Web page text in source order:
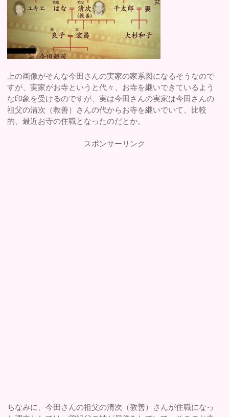
上の画像がそんな今田さんの実家の家系図になるそうなので
すが、実家がお寺というと代々、お寺を継いできているよう
な印象を受けるのですが、実は今田さんの実家は今田さんの
祖父の清次（教善）さんの代からお寺を継いでいて、比較
的、最近お寺の住職となったのだとか。
スポンサーリンク
ちなみに、今田さんの祖父の清次（教善）さんが住職になっ